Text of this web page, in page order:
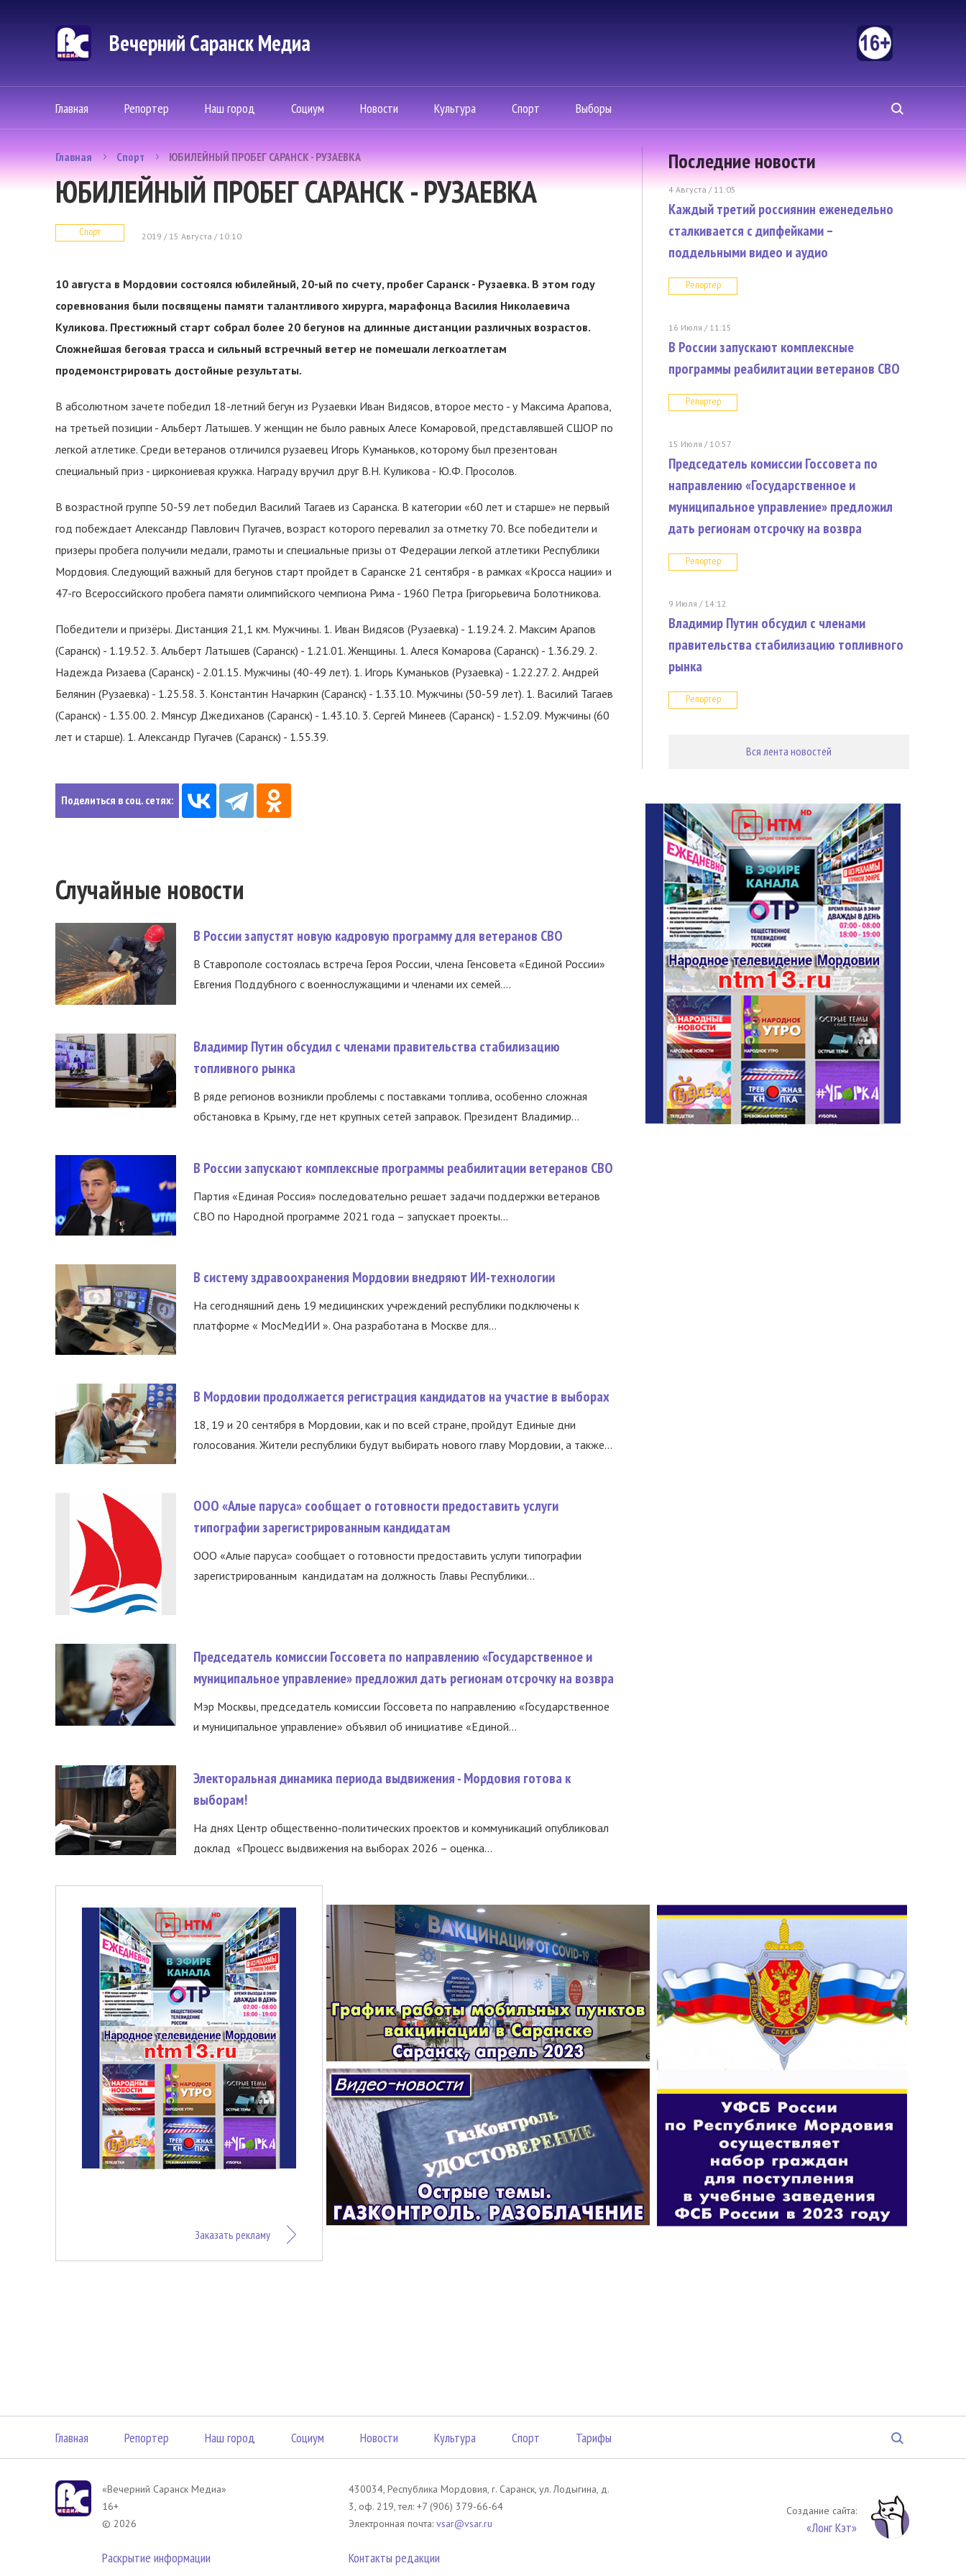
Вечерний Саранск Mедиа
Главная Репортер Наш город Социум Новости Культура Спорт Выборы
Главная Спорт ЮБИЛЕЙНЫЙ ПРОБЕГ САРАНСК - РУЗАЕВКА
ЮБИЛЕЙНЫЙ ПРОБЕГ САРАНСК - РУЗАЕВКА
Спорт 2019 / 15 Августа / 10:10
10 августа в Мордовии состоялся юбилейный, 20-ый по счету, пробег Саранск - Рузаевка. В этом году
соревнования были посвящены памяти талантливого хирурга, марафонца Василия Николаевича
Куликова. Престижный старт собрал более 20 бегунов на длинные дистанции различных возрастов.
Сложнейшая беговая трасса и сильный встречный ветер не помешали легкоатлетам
продемонстрировать достойные результаты.
В абсолютном зачете победил 18-летний бегун из Рузаевки Иван Видясов, второе место - у Максима Арапова,
на третьей позиции - Альберт Латышев. У женщин не было равных Алесе Комаровой, представлявшей СШОР по
легкой атлетике. Среди ветеранов отличился рузаевец Игорь Куманьков, которому был презентован
специальный приз - циркониевая кружка. Награду вручил друг В.Н. Куликова - Ю.Ф. Просолов.
В возрастной группе 50-59 лет победил Василий Тагаев из Саранска. В категории «60 лет и старше» не первый
год побеждает Александр Павлович Пугачев, возраст которого перевалил за отметку 70. Все победители и
призеры пробега получили медали, грамоты и специальные призы от Федерации легкой атлетики Республики
Мордовия. Следующий важный для бегунов старт пройдет в Саранске 21 сентября - в рамках «Кросса нации» и
47-го Всероссийского пробега памяти олимпийского чемпиона Рима - 1960 Петра Григорьевича Болотникова.
Победители и призёры. Дистанция 21,1 км. Мужчины. 1. Иван Видясов (Рузаевка) - 1.19.24. 2. Максим Арапов
(Саранск) - 1.19.52. 3. Альберт Латышев (Саранск) - 1.21.01. Женщины. 1. Алеся Комарова (Саранск) - 1.36.29. 2.
Надежда Ризаева (Саранск) - 2.01.15. Мужчины (40-49 лет). 1. Игорь Куманьков (Рузаевка) - 1.22.27. 2. Андрей
Белянин (Рузаевка) - 1.25.58. 3. Константин Начаркин (Саранск) - 1.33.10. Мужчины (50-59 лет). 1. Василий Тагаев
(Саранск) - 1.35.00. 2. Мянсур Джедиханов (Саранск) - 1.43.10. 3. Сергей Минеев (Саранск) - 1.52.09. Мужчины (60
лет и старше). 1. Александр Пугачев (Саранск) - 1.55.39.
Поделиться в соц. сетях:
Случайные новости
В России запустят новую кадровую программу для ветеранов СВО
В Ставрополе состоялась встреча Героя России, члена Генсовета «Единой России»
Евгения Поддубного с военнослужащими и членами их семей....
Владимир Путин обсудил с членами правительства стабилизацию
топливного рынка
В ряде регионов возникли проблемы с поставками топлива, особенно сложная
обстановка в Крыму, где нет крупных сетей заправок. Президент Владимир...
В России запускают комплексные программы реабилитации ветеранов СВО
Партия «Единая Россия» последовательно решает задачи поддержки ветеранов
СВО по Народной программе 2021 года – запускает проекты...
В систему здравоохранения Мордовии внедряют ИИ-технологии
На сегодняшний день 19 медицинских учреждений республики подключены к
платформе « МосМедИИ ». Она разработана в Москве для...
В Мордовии продолжается регистрация кандидатов на участие в выборах
18, 19 и 20 сентября в Мордовии, как и по всей стране, пройдут Единые дни
голосования. Жители республики будут выбирать нового главу Мордовии, а также...
ООО «Алые паруса» сообщает о готовности предоставить услуги
типографии зарегистрированным кандидатам
ООО «Алые паруса» сообщает о готовности предоставить услуги типографии
зарегистрированным кандидатам на должность Главы Республики...
Председатель комиссии Госсовета по направлению «Государственное и
муниципальное управление» предложил дать регионам отсрочку на возвра
Мэр Москвы, председатель комиссии Госсовета по направлению «Государственное
и муниципальное управление» объявил об инициативе «Единой...
Электоральная динамика периода выдвижения - Мордовия готова к
выборам!
На днях Центр общественно-политических проектов и коммуникаций опубликовал
доклад «Процесс выдвижения на выборах 2026 – оценка...
Последние новости
4 Августа / 11:05
Каждый третий россиянин еженедельно
сталкивается с дипфейками –
поддельными видео и аудио
Репортер
16 Июля / 11:15
В России запускают комплексные
программы реабилитации ветеранов СВО
Репортер
15 Июля / 10:57
Председатель комиссии Госсовета по
направлению «Государственное и
муниципальное управление» предложил
дать регионам отсрочку на возвра
Репортер
9 Июля / 14:12
Владимир Путин обсудил с членами
правительства стабилизацию топливного
рынка
Репортер
Вся лента новостей
Заказать рекламу
Главная Репортер Наш город Социум Новости Культура Спорт Тарифы
«Вечерний Саранск Mедиа»
16+
© 2026
Раскрытие информации
430034, Республика Мордовия, г. Саранск, ул. Лодыгина, д.
3, оф. 219, тел: +7 (906) 379-66-64
Электронная почта: vsar@vsar.ru
Контакты редакции
Создание сайта:
«Лонг Кэт»